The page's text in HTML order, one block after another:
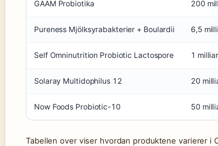
GAAM Probiotika 200
Pureness Mjölksyrabakterier + Boulardii 6,5
Self Omninutrition Probiotic Lactospore 1
Solaray Multidophilus 12 20
Now Foods Probiotic-10 50
Tabellen over viser hvordan produktene varierer i